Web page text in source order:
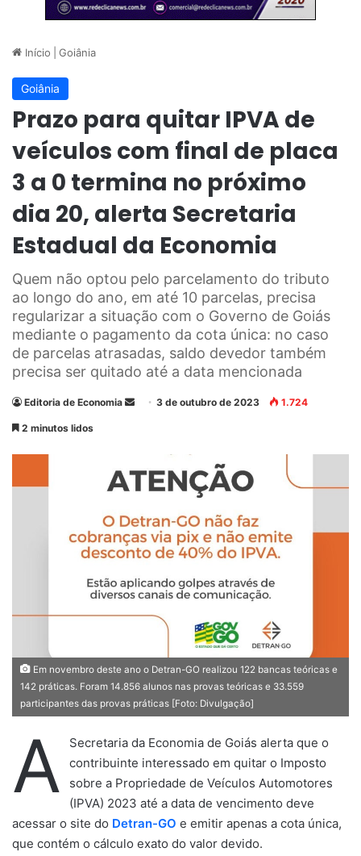
Início Goiânia
Goiânia
Prazo para quitar IPVA de
veículos com final de placa
3 a 0 termina no próximo
dia 20, alerta Secretaria
Estadual da Economia
Quem não optou pelo parcelamento do tributo
ao longo do ano, em até 10 parcelas, precisa
regularizar a situação com o Governo de Goiás
mediante o pagamento da cota única: no caso
de parcelas atrasadas, saldo devedor também
precisa ser quitado até a data mencionada
Editoria de Economia
m
e
-
m
a
i
3 de outubro de 2023 1.724
2 minutos lidos
Em novembro deste ano o Detran-GO realizou 122 bancas teóricas e
142 práticas. Foram 14.856 alunos nas provas teóricas e 33.559
participantes das provas práticas [Foto: Divulgação]
A
Secretaria da Economia de Goiás alerta que o
contribuinte interessado em quitar o Imposto
sobre a Propriedade de Veículos Automotores
(IPVA) 2023 até a data de vencimento deve
acessar o site do Detran-GO e emitir apenas a cota única,
que contém o cálculo exato do valor devido.